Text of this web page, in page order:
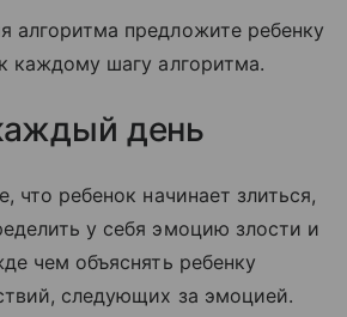
алгоритма предложите ребенку
каждому шагу алгоритма.
день
что ребенок начинает злиться,
у себя эмоцию злости и
чем объяснять ребенку
следующих за эмоцией.